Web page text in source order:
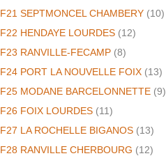
F21 SEPTMONCEL CHAMBERY (10)
F22 HENDAYE LOURDES (12)
F23 RANVILLE-FECAMP (8)
F24 PORT LA NOUVELLE FOIX (13)
F25 MODANE BARCELONNETTE (9)
F26 FOIX LOURDES (11)
F27 LA ROCHELLE BIGANOS (13)
F28 RANVILLE CHERBOURG (12)